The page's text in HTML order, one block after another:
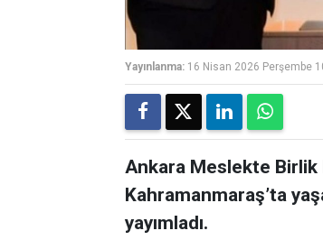
Yayınlanma: 16 Nisan 2026 Perşembe
Ankara Meslekte Birlik
Kahramanmaraş’ta
yayımladı.